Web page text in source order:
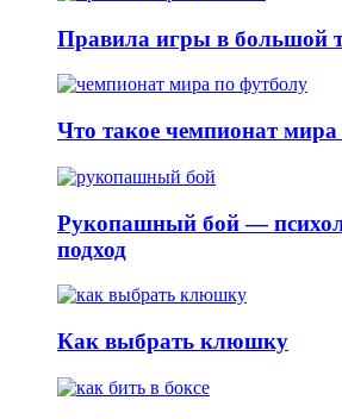
Правила игры в большой
Что такое чемпионат
Рукопашный бой —
подход
Как выбрать клюшку